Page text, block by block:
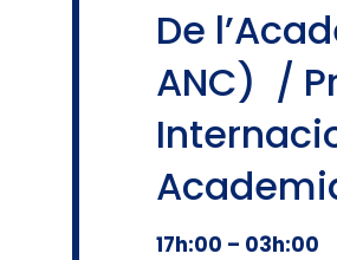
De
ANC) /
17h:00 – 03h:00